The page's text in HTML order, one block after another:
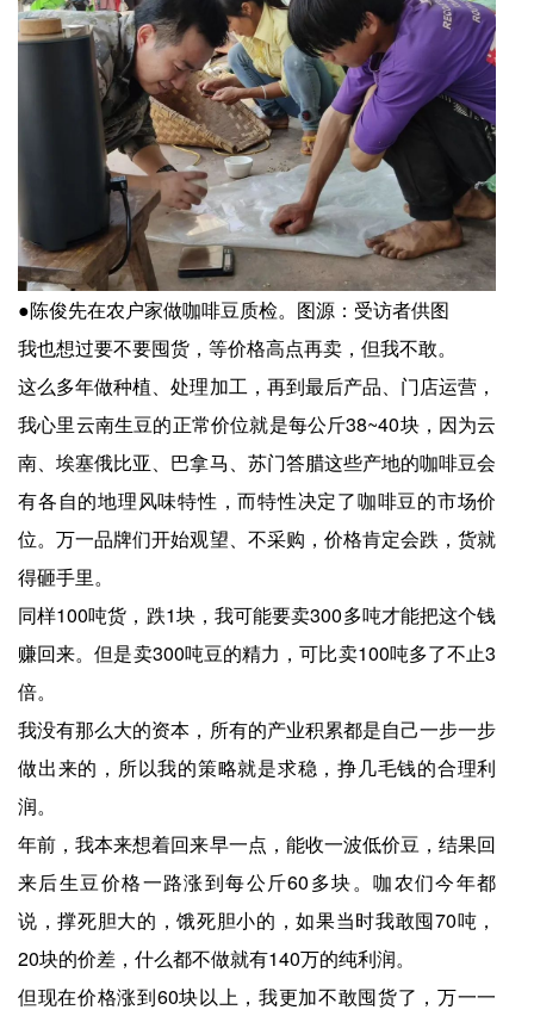
●陈俊先在农户家做咖啡豆质检。图源：受访者供图
我也想过要不要囤货，等价格高点再卖，但我不敢。
这么多年做种植、处理加工，再到最后产品、门店运营，
我心里云南生豆的正常价位就是每公斤38~40块，因为云
南、埃塞俄比亚、巴拿马、苏门答腊这些产地的咖啡豆会
有各自的地理风味特性，而特性决定了咖啡豆的市场价
位。万一品牌们开始观望、不采购，价格肯定会跌，货就
得砸手里。
同样100吨货，跌1块，我可能要卖300多吨才能把这个钱
赚回来。但是卖300吨豆的精力，可比卖100吨多了不止3
倍。
我没有那么大的资本，所有的产业积累都是自己一步一步
做出来的，所以我的策略就是求稳，挣几毛钱的合理利
润。
年前，我本来想着回来早一点，能收一波低价豆，结果回
来后生豆价格一路涨到每公斤60多块。咖农们今年都
说，撑死胆大的，饿死胆小的，如果当时我敢囤70吨，
20块的价差，什么都不做就有140万的纯利润。
但现在价格涨到60块以上，我更加不敢囤货了，万一一